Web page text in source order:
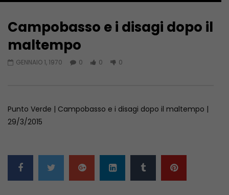
Guarda Dopo
PUNTO VERDE – AMENDOLARA 2
PARTE
Campobasso e i disagi dopo il
maltempo
GENNAIO 1, 1970 0 0 0
Punto Verde | Campobasso e i disagi dopo il maltempo |
29/3/2015